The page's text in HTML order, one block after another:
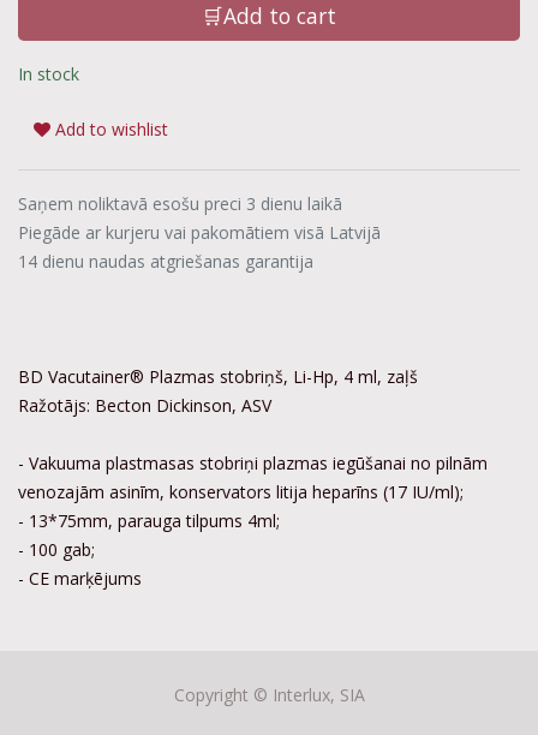
🛒Add to cart
In stock
Add to wishlist
Saņem noliktavā esošu preci 3 dienu laikā
Piegāde ar kurjeru vai pakomātiem visā Latvijā
14 dienu naudas atgriešanas garantija
BD Vacutainer® Plazmas stobriņš, Li-Hp, 4 ml, zaļš
Ražotājs: Becton Dickinson, ASV
- Vakuuma plastmasas stobriņi plazmas iegūšanai no pilnām
venozajām asinīm, konservators litija heparīns (17 IU/ml);
- 13*75mm, parauga tilpums 4ml;
- 100 gab;
- CE marķējums
Copyright © Interlux, SIA